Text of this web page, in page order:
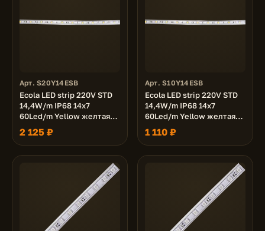
Арт. S20Y14ESB
Ecola LED strip 220V STD
14,4W/m IP68 14x7
60Led/m Yellow желтая
лента 20м.
2 125 ₽
Арт. S10Y14ESB
Ecola LED strip 220V STD
14,4W/m IP68 14x7
60Led/m Yellow желтая
лента 10м.
1 110 ₽